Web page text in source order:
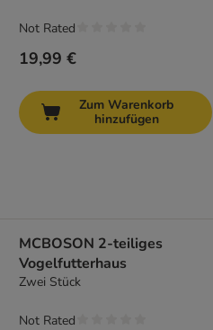
19,99 €
Not Rated
Zum Warenkorb
hinzufügen
MCBOSON 2-teiliges
Vogelfutterhaus
Zwei Stück
Not Rated